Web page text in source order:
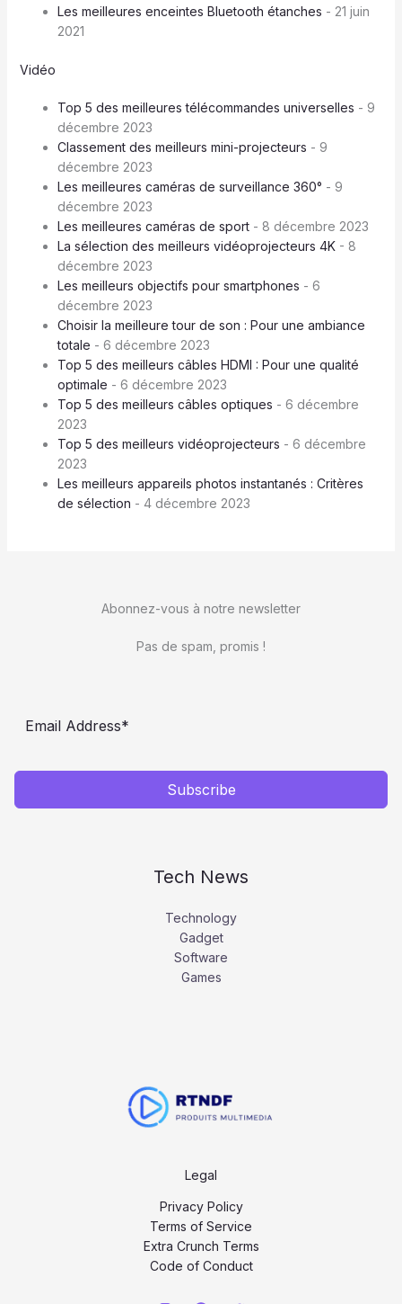
Les meilleures enceintes Bluetooth étanches - 21 juin
2021
Vidéo
Top 5 des meilleures télécommandes universelles - 9
décembre 2023
Classement des meilleurs mini-projecteurs - 9
décembre 2023
Les meilleures caméras de surveillance 360° - 9
décembre 2023
Les meilleures caméras de sport- 8 décembre 2023
La sélection des meilleurs vidéoprojecteurs 4K- 8
décembre 2023
Les meilleurs objectifs pour smartphones - 6
décembre 2023
Choisir la meilleure tour de son : Pour une ambiance
totale - 6 décembre 2023
Top 5 des meilleurs câbles HDMI : Pour une qualité
optimale - 6 décembre 2023
Top 5 des meilleurs câbles optiques - 6 décembre
2023
Top 5 des meilleurs vidéoprojecteurs - 6 décembre
2023
Les meilleurs appareils photos instantanés : Critères
de sélection - 4 décembre 2023
Abonnez-vous à notre newsletter
Pas de spam, promis !
Subscribe
Tech News
Technology
Gadget
Software
Games
Legal
Privacy Policy
Terms of Service
Extra Crunch Terms
Code of Conduct